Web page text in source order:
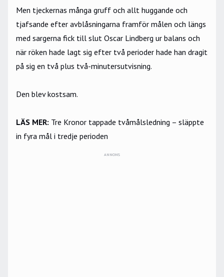
Men tjeckernas många gruff och allt huggande och
tjafsande efter avblåsningarna framför målen och längs
med sargerna fick till slut Oscar Lindberg ur balans och
när röken hade lagt sig efter två perioder hade han dragit
på sig en två plus två-minutersutvisning.
Den blev kostsam.
LÄS MER: Tre Kronor tappade tvåmålsledning – släppte
in fyra mål i tredje perioden
ANNONS